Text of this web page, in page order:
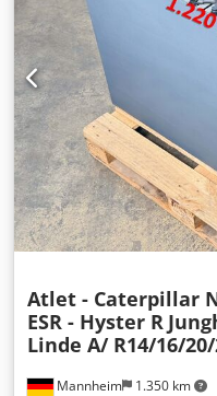
Mannheim 1.350 km
Atlet - Caterpillar
ESR - Hyster R
Linde A/ R14/16/